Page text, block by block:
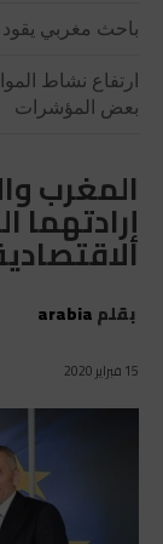
باحث مغربي يقود
ارتفاع نشاط
بعض المؤشرات
المغرب
بقلمarabia
15 فبراير 2020